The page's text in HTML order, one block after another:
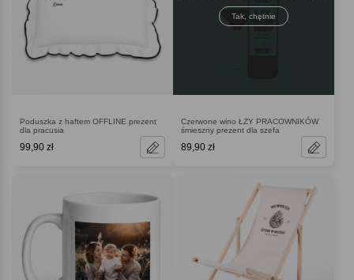
Poduszka z haftem OFFLINE prezent
dla pracusia
99,90 zł
Tak, chętnie
Czerwone wino ŁZY PRACOWNIKÓW
śmieszny prezent dla szefa
89,90 zł